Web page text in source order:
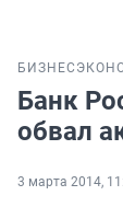
БИЗНЕС
Банк
обвал
3 марта 2014,